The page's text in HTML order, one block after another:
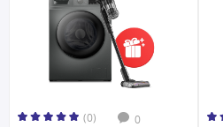
(0) 0